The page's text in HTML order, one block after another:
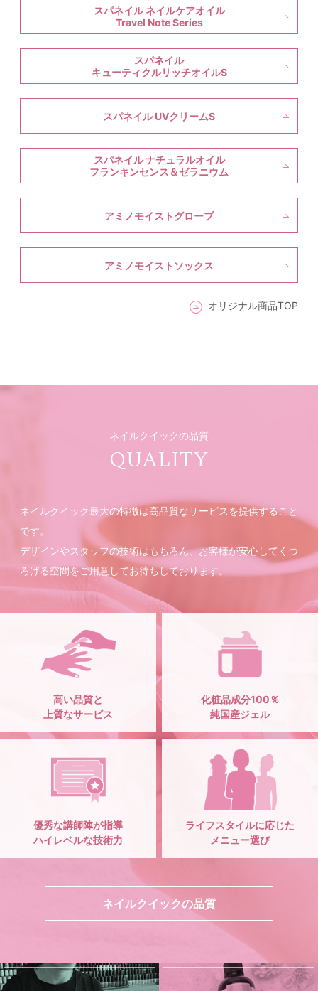
スパネイル ネイルケアオイル
Travel Note Series
スパネイル
キューティクルリッチオイルS
スパネイル UVクリームS
スパネイル ナチュラルオイル
フランキンセンス＆ゼラニウム
アミノモイストグローブ
アミノモイストソックス
オリジナル商品TOP
ネイルクイックの品質
QUALITY
ネイルクイック最大の特徴は高品質なサービスを提供すること
です。
デザインやスタッフの技術はもちろん、お客様が安心してくつ
ろげる空間をご用意してお待ちしております。
高い品質と
上質なサービス
化粧品成分100％
純国産ジェル
優秀な講師陣が指導
ハイレベルな技術力
ライフスタイルに応じた
メニュー選び
ネイルクイックの品質